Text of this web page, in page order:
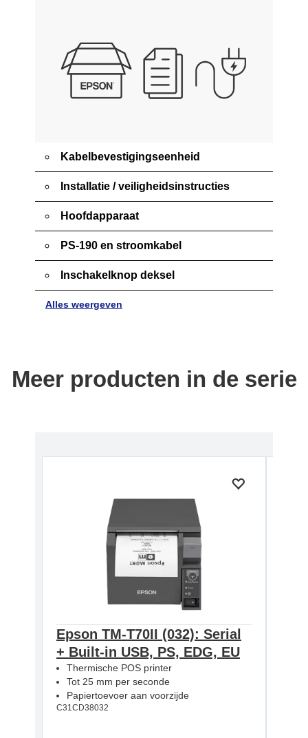
Kabelbevestigingseenheid
Installatie / veiligheidsinstructies
Hoofdapparaat
PS-190 en stroomkabel
Inschakelknop deksel
Alles weergeven
Meer producten in de serie
Epson TM-T70II (032): Serial
+ Built-in USB, PS, EDG, EU
Thermische POS printer
Tot 25 mm per seconde
Papiertoevoer aan voorzijde
C31CD38032